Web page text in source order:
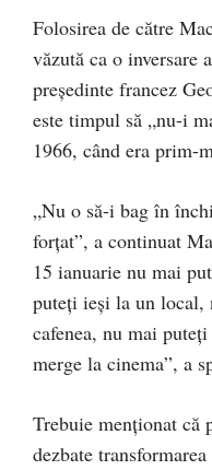
Folosirea de către
văzută ca o inversare
președinte francez
este timpul să „nu-i
1966, când era prim-
„Nu o să-i bag în
forțat”, a continuat
15 ianuarie nu mai
puteți ieși la un
cafenea, nu mai
merge la cinema”, a
Trebuie menționat că
dezbate